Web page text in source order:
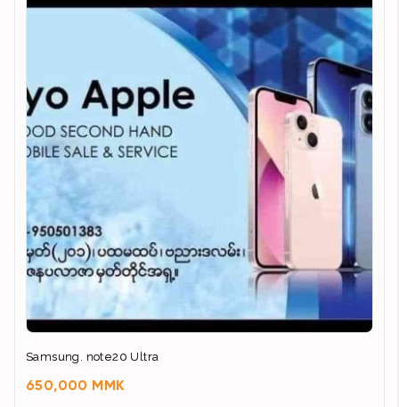
Samsung. note20 Ultra
650,000 MMK